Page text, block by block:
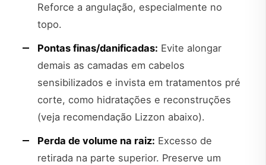
Reforce a angulação, especialmente no
topo.
Pontas finas/danificadas: Evite alongar
demais as camadas em cabelos
sensibilizados e invista em tratamentos pré
corte, como hidratações e reconstruções
(veja recomendação Lizzon abaixo).
Perda de volume na raiz: Excesso de
retirada na parte superior. Preserve um